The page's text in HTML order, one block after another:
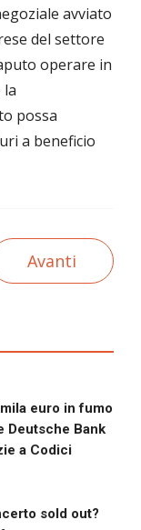
avviato
del settore
operare in
possa
a beneficio
Avanti
euro in fumo
Deutsche Bank
a Codici
sold out?